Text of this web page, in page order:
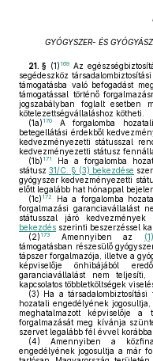
GYÓGYSZER- ÉS
21. § (1) 169Az
segédeszköz
támogatásba való befogadást
támogatással történő
jogszabályban foglalt esetben
kötelezettségvállaláshoz kötheti.
(1a) 170
A forgalomba
betegellátási érdekből
kedvezményezetti státusszal
kedvezményezetti státusz
(1b) 171
Ha a forgalomba
státusz 31/C. § (3) bekezdése
gyógyszer kedvezményezetti
előtt legalább hat hónappal
(1c) 172
Ha a forgalomba
forgalmazási garanciavállalást
státusszal járó
bekezdés szerinti beszerzéssel
(2) 173 Amennyiben az
támogatásban részesülő
tápszer forgalmazója, illetve a
képviselője önhibájából
garanciavállalást nem
kapcsolatos többletköltségek
(3) Ha a társadalombiztosítási
hozatali engedélyének
meghatalmazott képviselője a
forgalmazását meg kívánja
szervet legalább fél évvel
(4) Amennyiben a
engedélyének jogosultja a már